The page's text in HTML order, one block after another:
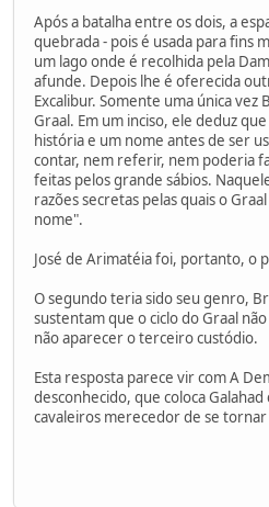
Após a batalha entre os dois, a
quebrada - pois é usada para fins
um lago onde é recolhida pela
afunde. Depois lhe é oferecida
Excalibur. Somente uma única vez
Graal. Em um inciso, ele deduz
história e um nome antes de ser
contar, nem referir, nem poderia
feitas pelos grande sábios.
razões secretas pelas quais o
nome".
José de Arimatéia foi, portanto, o
O segundo teria sido seu genro,
sustentam que o ciclo do Graal
não aparecer o terceiro custódio.
Esta resposta parece vir com A
desconhecido, que coloca
cavaleiros merecedor de se